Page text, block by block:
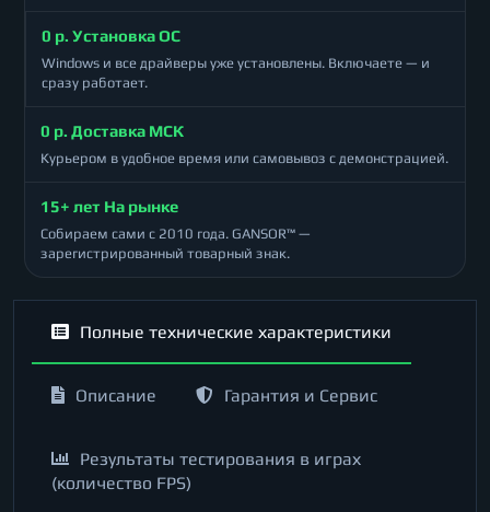
0 р. Установка ОС
Windows и все драйверы уже установлены. Включаете — и
сразу работает.
0 р. Доставка МСК
Курьером в удобное время или самовывоз с демонстрацией.
15+ лет На рынке
Собираем сами с 2010 года. GANSOR™ —
зарегистрированный товарный знак.
Полные технические характеристики
Описание Гарантия и Сервис
Результаты тестирования в играх
(количество FPS)